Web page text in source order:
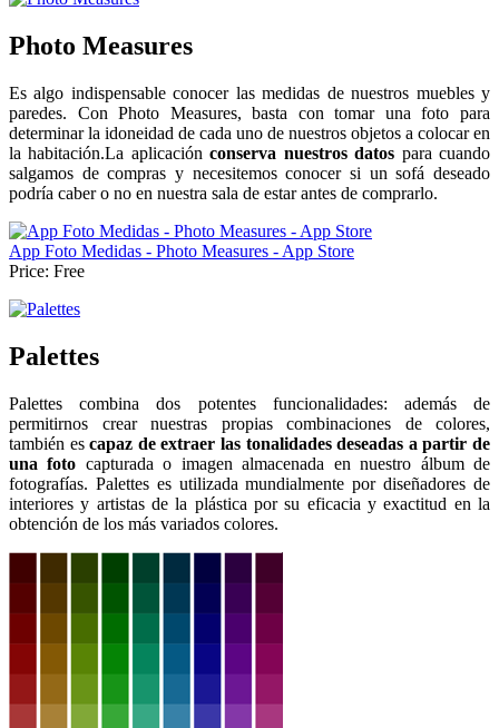
Photo Measures
Es algo indispensable conocer las medidas de nuestros muebles y
paredes. Con Photo Measures, basta con tomar una foto para
determinar la idoneidad de cada uno de nuestros objetos a colocar en
la habitación.La aplicaciónconserva nuestros datos para cuando
salgamos de compras y necesitemos conocer si un sofá deseado
podría caber o no en nuestra sala de estar antes de comprarlo.
App Foto Medidas - Photo Measures - App Store
Price: Free
Palettes
Palettes combina dos potentes funcionalidades: además de
permitirnos crear nuestras propias combinaciones de colores,
también escapaz de extraer las tonalidades deseadas a partir de
una foto capturada o imagen almacenada en nuestro álbum de
fotografías. Palettes es utilizada mundialmente por diseñadores de
interiores y artistas de la plástica por su eficacia y exactitud en la
obtención de los más variados colores.